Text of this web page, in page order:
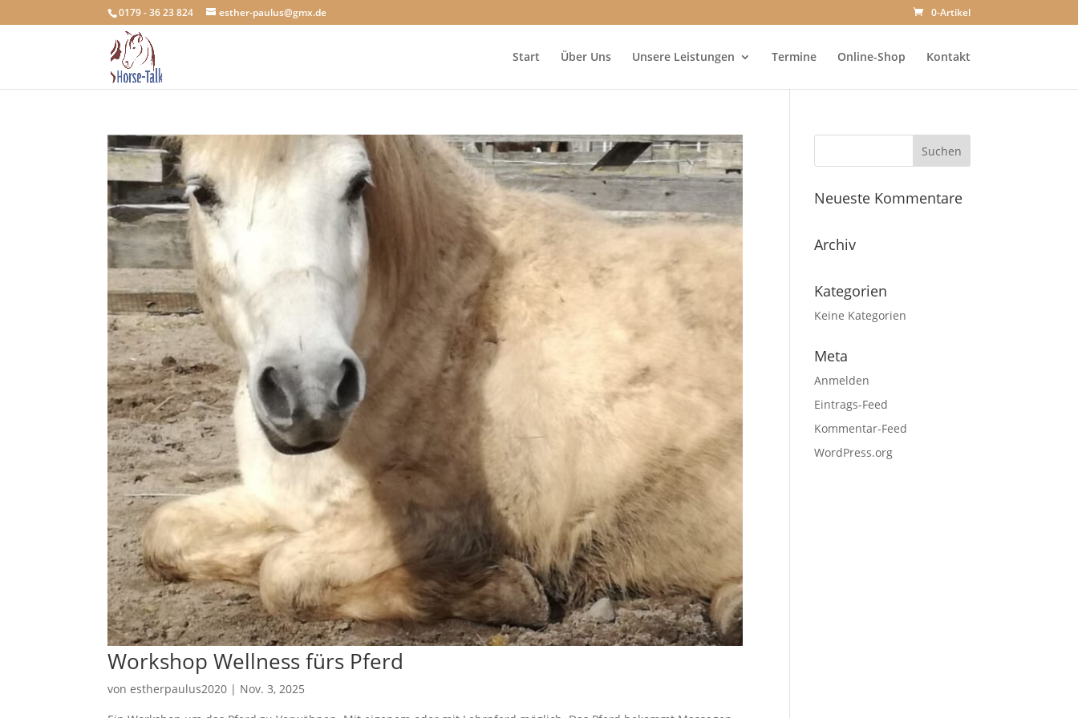
0179 - 36 23 824 esther-paulus@gmx.de 0-Artikel
Start Über Uns Unsere Leistungen Termine Online-Shop Kontakt
Workshop Wellness fürs Pferd
vonestherpaulus2020 | Nov. 3, 2025
Neueste Kommentare
Archiv
Kategorien
Keine Kategorien
Meta
Anmelden
Eintrags-Feed
Kommentar-Feed
WordPress.org